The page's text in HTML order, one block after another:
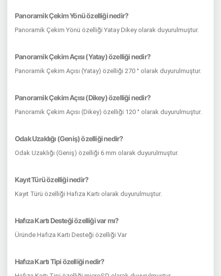
Panoramik Çekim Yönü özelliği nedir?
Panoramik Çekim Yönü özelliği Yatay Dikey olarak duyurulmuştur.
Panoramik Çekim Açısı (Yatay) özelliği nedir?
Panoramik Çekim Açısı (Yatay) özelliği 270 ° olarak duyurulmuştur.
Panoramik Çekim Açısı (Dikey) özelliği nedir?
Panoramik Çekim Açısı (Dikey) özelliği 120 ° olarak duyurulmuştur.
Odak Uzaklığı (Geniş) özelliği nedir?
Odak Uzaklığı (Geniş) özelliği 6 mm olarak duyurulmuştur.
Kayıt Türü özelliği nedir?
Kayıt Türü özelliği Hafıza Kartı olarak duyurulmuştur.
Hafıza Kartı Desteği özelliği var mı?
Üründe Hafıza Kartı Desteği özelliği Var
Hafıza Kartı Tipi özelliği nedir?